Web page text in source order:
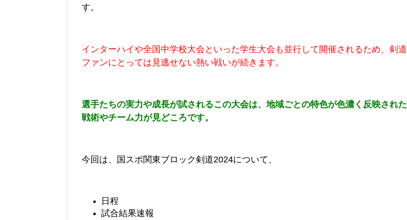
す。
インターハイや全国中学校大会といった学生大会も並行して開催されるため、剣道
ファンにとっては見逃せない熱い戦いが続きます。
選手たちの実力や成長が試されるこの大会は、地域ごとの特色が色濃く反映された
戦術やチーム力が見どころです。
今回は、 国スポ関東ブロック剣道2024について、
日程
試合結果速報